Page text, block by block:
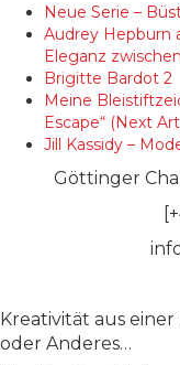
Neue Serie –
Audrey Hepburn
Eleganz
Brigitte Bardot 2
Meine
Escape“ (Next
Jill Kassidy –
Göttinger
Kreativität aus
oder Anderes…